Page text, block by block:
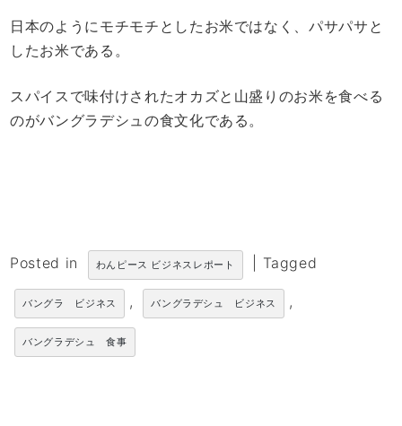
日本のようにモチモチとしたお米ではなく、パサパサと
したお米である。
スパイスで味付けされたオカズと山盛りのお米を食べる
のがバングラデシュの食文化である。
Posted in わんピース ビジネスレポート Tagged
バングラ ビジネス , バングラデシュ ビジネス ,
バングラデシュ 食事